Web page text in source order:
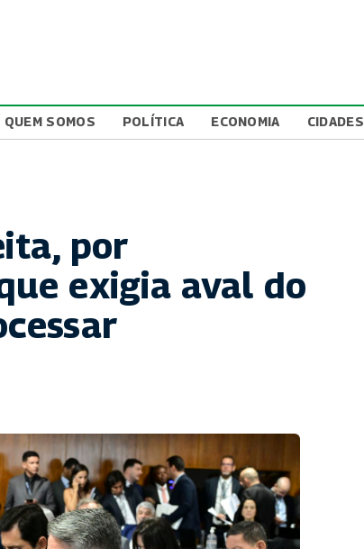
QUEM SOMOS POLÍTICA ECONOMIA CIDADES
por
exigia aval do